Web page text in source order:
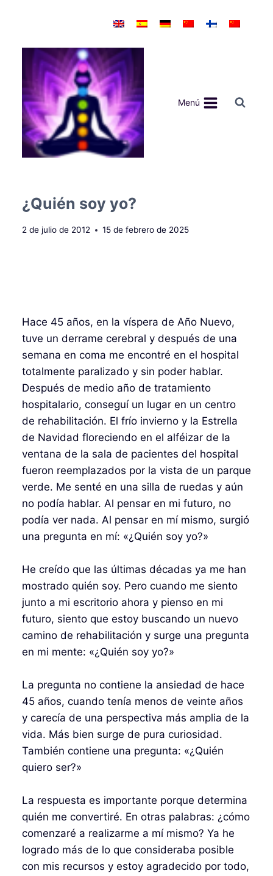
Menú
¿Quién soy yo?
2 de julio de 2012 15 de febrero de 2025
Hace 45 años, en la víspera de Año Nuevo,
tuve un derrame cerebral y después de una
semana en coma me encontré en el hospital
totalmente paralizado y sin poder hablar.
Después de medio año de tratamiento
hospitalario, conseguí un lugar en un centro
de rehabilitación. El frío invierno y la Estrella
de Navidad floreciendo en el alféizar de la
ventana de la sala de pacientes del hospital
fueron reemplazados por la vista de un parque
verde. Me senté en una silla de ruedas y aún
no podía hablar. Al pensar en mi futuro, no
podía ver nada. Al pensar en mí mismo, surgió
una pregunta en mí: «¿Quién soy yo?»
He creído que las últimas décadas ya me han
mostrado quién soy. Pero cuando me siento
junto a mi escritorio ahora y pienso en mi
futuro, siento que estoy buscando un nuevo
camino de rehabilitación y surge una pregunta
en mi mente: «¿Quién soy yo?»
La pregunta no contiene la ansiedad de hace
45 años, cuando tenía menos de veinte años
y carecía de una perspectiva más amplia de la
vida. Más bien surge de pura curiosidad.
También contiene una pregunta: «¿Quién
quiero ser?»
La respuesta es importante porque determina
quién me convertiré. En otras palabras: ¿cómo
comenzaré a realizarme a mí mismo? Ya he
logrado más de lo que consideraba posible
con mis recursos y estoy agradecido por todo,